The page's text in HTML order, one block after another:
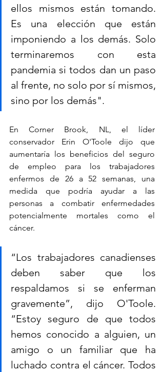
ellos mismos están tomando.
Es una elección que están
imponiendo a los demás. Solo
terminaremos con esta
pandemia si todos dan un paso
al frente, no solo por sí mismos,
sino por los demás".
En Corner Brook, NL, el líder
conservador Erin O'Toole dijo que
aumentaría los beneficios del seguro
de empleo para los trabajadores
enfermos de 26 a 52 semanas, una
medida que podría ayudar a las
personas a combatir enfermedades
potencialmente mortales como el
cáncer.
“Los trabajadores canadienses
deben saber que los
respaldamos si se enferman
gravemente”, dijo O'Toole.
“Estoy seguro de que todos
hemos conocido a alguien, un
amigo o un familiar que ha
luchado contra el cáncer. Todos